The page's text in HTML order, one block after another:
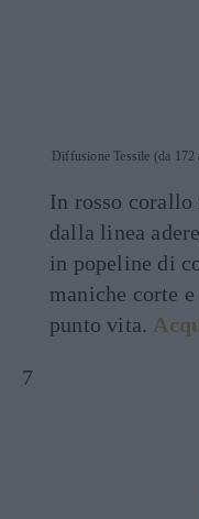
Diffusione Tessile (da 172
In rosso
dalla linea
in popeline di
maniche corte
punto vita.